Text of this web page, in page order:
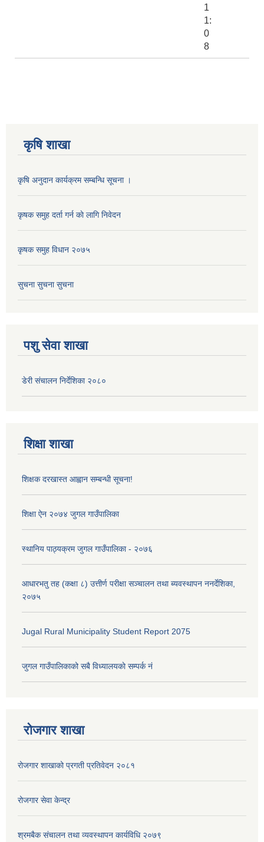
1
1:
0
8
कृषि शाखा
कृषि अनुदान कार्यक्रम सम्बन्धि सूचना ।
कृषक समुह दर्ता गर्न काे लागि निवेदन
कृषक समुह विधान २०७५
सुचना सुचना सुचना
पशु सेवा शाखा
डेरी संचालन निर्देशिका २०८०
शिक्षा शाखा
शिक्षक दरखास्त आह्वान सम्बन्धी सूचना!
शिक्षा ऐन २०७४ जुगल गाउँपालिका
स्थानिय पाठ्यक्रम जुगल गाउँपालिका - २०७६
आधारभतु तह (कक्षा ८) उत्तीर्ण परीक्षा सञ्चालन तथा ब्यवस्थापन ननर्देशिका,
२०७५
Jugal Rural Municipality Student Report 2075
जुगल गाउँपालिकाको सबै विध्यालयकाे सम्पर्क नं
रोजगार शाखा
रोजगार शाखाको प्रगती प्रतिवेदन २०८१
रोजगार सेवा केन्द्र
श्रमबैक संचालन तथा व्यवस्थापन कार्यविधि २०७९